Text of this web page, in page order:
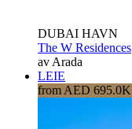
DUBAI HAVN
The W Residences
av Arada
LEIE
from AED 695.0K